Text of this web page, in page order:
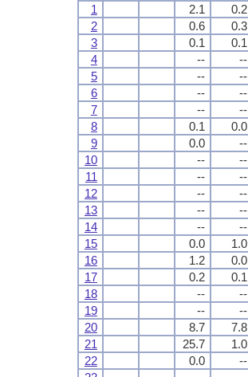
1
2.1 0.2
2
0.6 0.3
3
0.1 0.1
4
-- --
5
-- --
6
-- --
7
-- --
8
0.1 0.0
9
0.0 --
10
-- --
11
-- --
12
-- --
13
-- --
14
-- --
15
0.0 1.0
16
1.2 0.0
17
0.2 0.1
18
-- --
19
-- --
20
8.7 7.8
21
25.7 1.0
22
0.0 --